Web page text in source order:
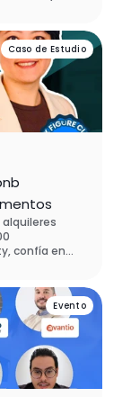
Enso
de
Caso de Estudio
confía en
000 USD en
en cincoEvento